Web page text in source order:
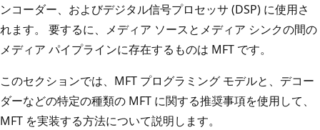
ンコーダー、およびデジタル信号プロセッサ (DSP) に使用さ
れます。 要するに、メディア ソースとメディア シンクの間の
メディア パイプラインに存在するものは MFT です。
このセクションでは、MFT プログラミング モデルと、デコー
ダーなどの特定の種類の MFT に関する推奨事項を使用して、
MFT を実装する方法について説明します。